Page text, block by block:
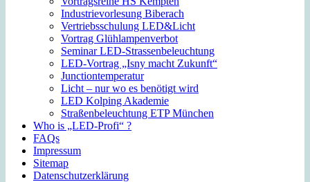
Industrievorlesung Biberach
Vertriebsschulung LED&Licht
Vortrag Glühlampenverbot
Seminar LED-Strassenbeleuchtung
LED-Vortrag „Isny macht Zukunft“
Junctiontemperatur
Licht – nur wo es benötigt wird
LED Kolping Akademie
Straßenbeleuchtung ETP München
Who is „LED-Profi“ ?
FAQs
Impressum
Sitemap
Datenschutzerklärung